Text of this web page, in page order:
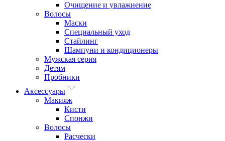
Очищение и увлажнение
Волосы
Маски
Специальный уход
Стайлинг
Шампуни и кондиционеры
Мужская серия
Детям
Пробники
Аксессуары
Макияж
Кисти
Спонжи
Волосы
Расчески